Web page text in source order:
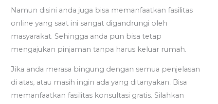
Namun disini anda juga bisa memanfaatkan fasilitas
online yang saat ini sangat digandrungi oleh
masyarakat. Sehingga anda pun bisa tetap
mengajukan pinjaman tanpa harus keluar rumah.
Jika anda merasa bingung dengan semua penjelasan
di atas, atau masih ingin ada yang ditanyakan. Bisa
memanfaatkan fasilitas konsultasi gratis. Silahkan